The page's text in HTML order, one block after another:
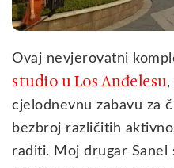
Ovaj nevjerovatni
studio u Los Anđelesu,
cjelodnevnu zabavu za
bezbroj različitih
raditi. Moj drugar Sanel